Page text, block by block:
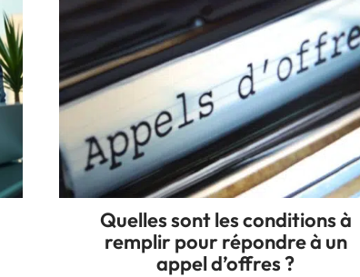
Quelles sont les conditions à
remplir pour répondre à un
appel d’offres ?